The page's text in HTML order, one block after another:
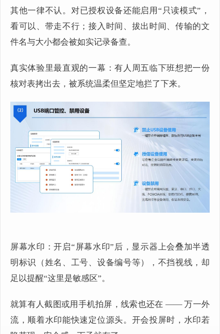
其他一律不认。对已授权设备还能启用“只读模式”，
看可以、带走不行；接入时间、拔出时间、传输的文
件名与大小都会被如实记录备查。
真实体验里最直观的一幕：有人周五临下班想把一份
核对表拷出去，被系统温柔但坚定地拦了下来。
屏幕水印：开启“屏幕水印”后，显示器上会叠加半透
明标识（姓名、工号、设备编号等），不挡视线，却
足以提醒“这里是敏感区”。
就算有人截图或用手机拍屏，线索也还在 —— 万一外
流，顺着水印能快速定位源头。开会投屏时，水印若